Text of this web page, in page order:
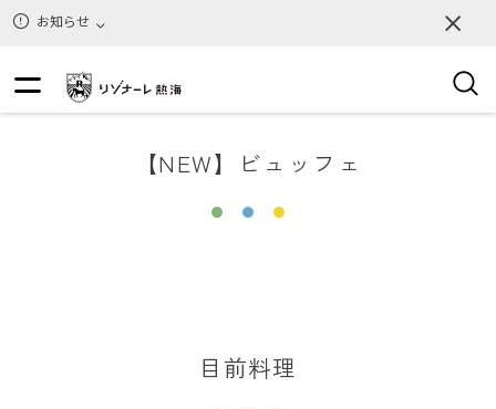
お知らせ
【NEW】ビュッフェ
目前料理